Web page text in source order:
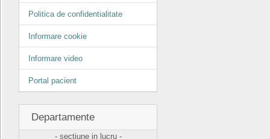
Politica de confidentialitate
Informare cookie
Informare video
Portal pacient
Departamente
- sectiune in lucru -